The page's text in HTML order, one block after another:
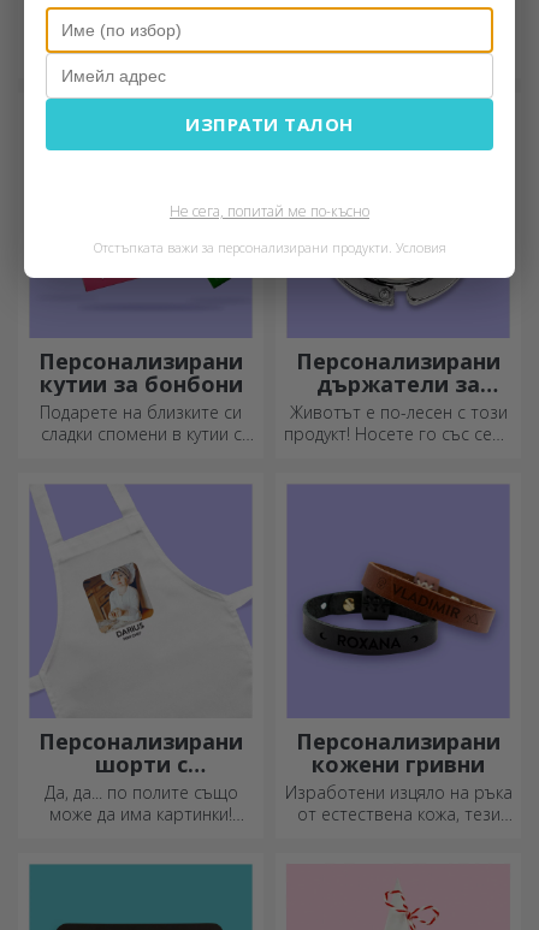
за елха
Направете символични
коледни украшения и ги
подарете на близките си!
заслужават да бъдат
Персонализирани
кутии за бонбони
Подарете на близките си
сладки спомени в кутии с
Персонализирани
държатели за
чанти за маса
Животът е по-лесен с този
продукт! Носете го със себе
Персонализирани
шорти с
фотографии
Да, да... по полите също
може да има картинки!
Персонализирани
кожени гривни
Изработени изцяло на ръка
от естествена кожа, тези
ИЗПРАТИ ТАЛОН
Не сега, попитай ме по-късно
Отстъпката важи за персонализирани продукти. Условия